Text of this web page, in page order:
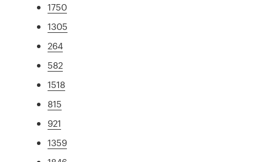
1750
1305
264
582
1518
815
921
1359